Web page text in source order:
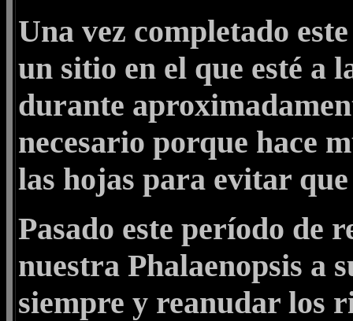
Una vez completado
un sitio en el que esté a
durante
necesario porque hace
las hojas para evitar
Pasado este período de
nuestra Phalaenopsis a
siempre y reanudar los